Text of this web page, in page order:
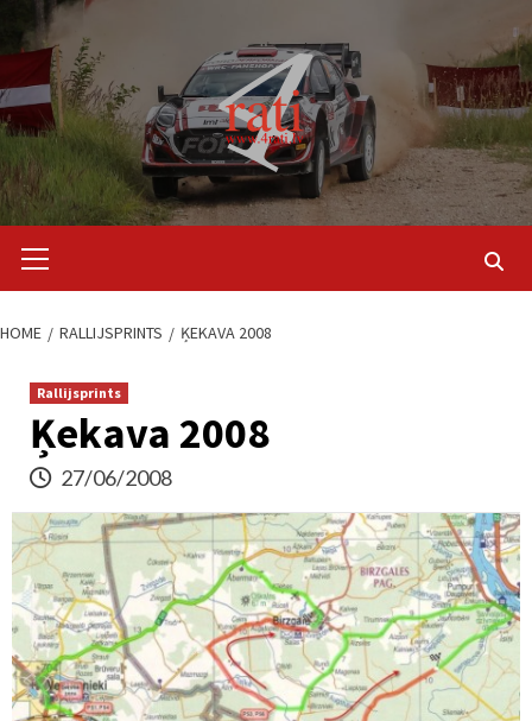
content
Menu
HOME RALLIJSPRINTS ĶEKAVA 2008
Rallijsprints
Ķekava 2008
27/06/2008